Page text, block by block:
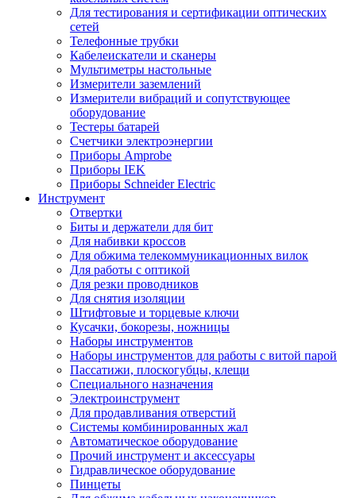
Для тестирования и сертификации оптических
сетей
Телефонные трубки
Кабелеискатели и сканеры
Мультиметры настольные
Измерители заземлений
Измерители вибраций и сопутствующее
оборудование
Тестеры батарей
Счетчики электроэнергии
Приборы Amprobe
Приборы IEK
Приборы Schneider Electric
Инструмент
Отвертки
Биты и держатели для бит
Для набивки кроссов
Для обжима телекоммуникационных вилок
Для работы с оптикой
Для резки проводников
Для снятия изоляции
Штифтовые и торцевые ключи
Кусачки, бокорезы, ножницы
Наборы инструментов
Наборы инструментов для работы с витой парой
Пассатижи, плоскогубцы, клещи
Специального назначения
Электроинструмент
Для продавливания отверстий
Системы комбинированных жал
Автоматическое оборудование
Прочий инструмент и аксессуары
Гидравлическое оборудование
Пинцеты